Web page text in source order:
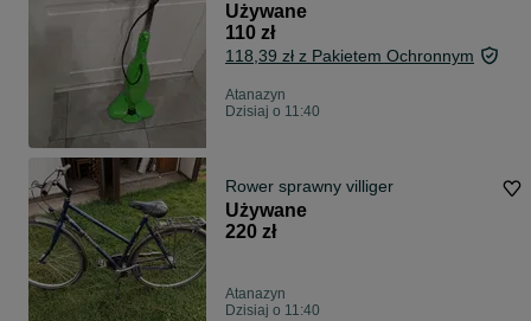
Używane
110 zł
118,39 zł z Pakietem Ochronnym
Atanazyn
Dzisiaj o 11:40
Rower sprawny villiger
Używane
220 zł
Atanazyn
Dzisiaj o 11:40